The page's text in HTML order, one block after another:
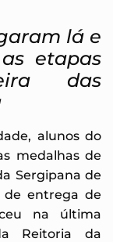
lá e
etapas
das
alunos do
medalhas de
Sergipana de
de entrega de
na última
Reitoria da